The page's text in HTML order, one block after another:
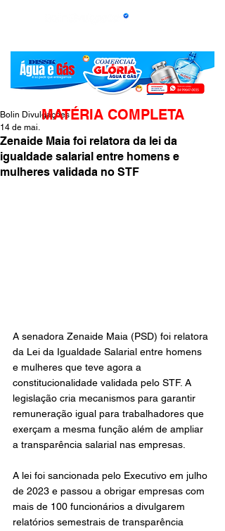
Zenaide Maia foi relatora da lei da
igualdade salarial entre homens e
mulheres validada no STF
Bolin Divulgações
14 de mai.
A senadora Zenaide Maia (PSD) foi relatora
da Lei da Igualdade Salarial entre homens
e mulheres que teve agora a
constitucionalidade validada pelo STF. A
legislação cria mecanismos para garantir
remuneração igual para trabalhadores que
exerçam a mesma função além de ampliar
a transparência salarial nas empresas.
A lei foi sancionada pelo Executivo em julho
de 2023 e passou a obrigar empresas com
mais de 100 funcionários a divulgarem
relatórios semestrais de transparência
MATÉRIA COMPLETA